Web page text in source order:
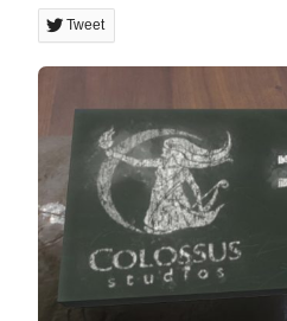
Tweet